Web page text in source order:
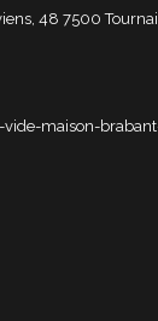
48 7500 Tournai